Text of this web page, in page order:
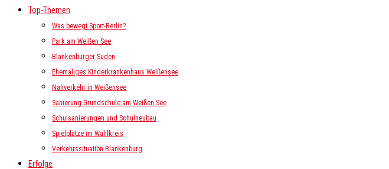
Top-Themen
Was bewegt Sport-Berlin?
Park am Weißen See
Blankenburger Süden
Ehemaliges Kinderkrankenhaus Weißensee
Nahverkehr in Weißensee
Sanierung Grundschule am Weißen See
Schulsanierungen und Schulneubau
Spielplätze im Wahlkreis
Verkehrssituation Blankenburg
Erfolge